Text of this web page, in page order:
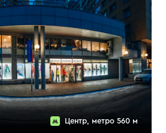
Центр, метро 560 м